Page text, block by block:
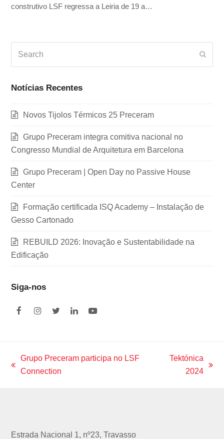
construtivo LSF regressa a Leiria de 19 a…
Notícias Recentes
Novos Tijolos Térmicos 25 Preceram
Grupo Preceram integra comitiva nacional no
Congresso Mundial de Arquitetura em Barcelona
Grupo Preceram | Open Day no Passive House
Center
Formação certificada ISQ Academy – Instalação de
Gesso Cartonado
REBUILD 2026: Inovação e Sustentabilidade na
Edificação
Siga-nos
F
o
o
k
I
g
a
T
e
L
d
Y
b
previous
Grupo Preceram participa no LSF
Connection
Tektónica
2024
Estrada Nacional 1, nº23, Travasso